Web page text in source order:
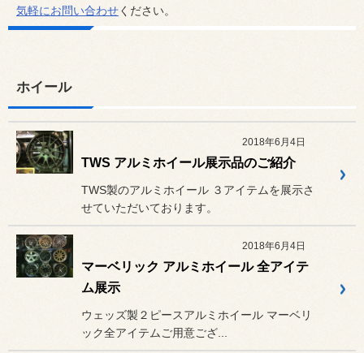
気軽にお問い合わせください。
ホイール
2018年6月4日
TWS アルミホイール展示品のご紹介
TWS製のアルミホイール ３アイテムを展示さ
せていただいております。
2018年6月4日
マーベリック アルミホイール 全アイテ
ム展示
ウェッズ製２ピースアルミホイール マーベリ
ック全アイテムご用意ござ...